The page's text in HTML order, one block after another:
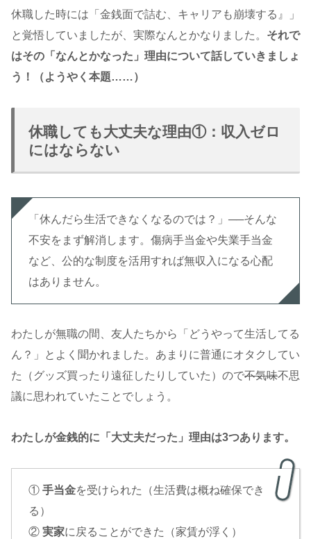
休職した時には「金銭面で詰む、キャリアも崩壊する』」
と覚悟していましたが、実際なんとかなりました。 それで
はその「なんとかなった」理由について話していきましょ
う！（ようやく本題……）
休職しても大丈夫な理由①：収入ゼロ
にはならない
「休んだら生活できなくなるのでは？」──そんな
不安をまず解消します。傷病手当金や失業手当金
など、公的な制度を活用すれば無収入になる心配
はありません。
わたしが無職の間、友人たちから「どうやって生活してる
ん？」とよく聞かれました。あまりに普通にオタクしてい
た（グッズ買ったり遠征したりしていた）ので不気味不思
議に思われていたことでしょう。
わたしが金銭的に「大丈夫だった」理由は3つあります。
① 手当金を受けられた（生活費は概ね確保でき
る）
② 実家に戻ることができた（家賃が浮く）